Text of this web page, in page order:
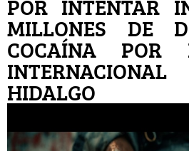
POR INTENTAR
MILLONES DE
COCAÍNA POR
HIDALGO